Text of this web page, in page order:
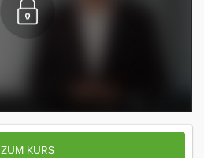
ZUM KURS